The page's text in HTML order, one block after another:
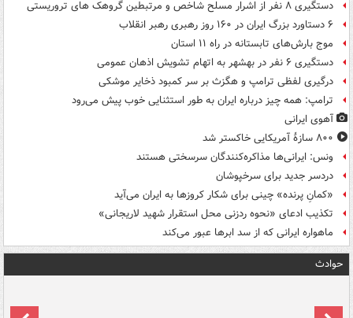
دستگیری ۸ نفر از اشرار مسلح شاخص و مرتبطین گروهک های تروریستی
۶ دستاورد بزرگ ایران در ۱۶۰ روز رهبری رهبر انقلاب
موج بارش‌های تابستانه در راه ۱۱ استان
دستگیری ۶ نفر در بهشهر به اتهام تشویش اذهان عمومی
درگیری لفظی ترامپ و هگزث بر سر کمبود ذخایر موشکی
ترامپ: همه چیز درباره ایران به طور استثنایی خوب پیش می‌رود
آهوی ایرانی
۸۰۰ سازۀ آمریکایی خاکستر شد
ونس: ایرانی‌ها مذاکره‌کنندگان سرسختی هستند
دردسر جدید برای سرخپوشان
«کمانِ پرنده» چینی برای شکار کروزها به ایران می‌آید
تکذیب ادعای «نحوه ردزنی محل استقرار شهید لاریجانی»
ماهواره ایرانی که از سد ابرها عبور می‌کند
حوادث